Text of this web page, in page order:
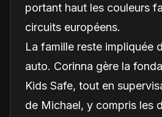
portant haut les couleurs
circuits européens.
La famille reste impliquée
auto. Corinna gère la
Kids Safe, tout en
de Michael, y compris les